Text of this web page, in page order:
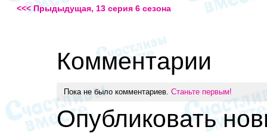
<<< Прыдыдущая, 13 серия 6 сезона
Комментарии
Пока не было комментариев. Станьте первым!
Опубликовать